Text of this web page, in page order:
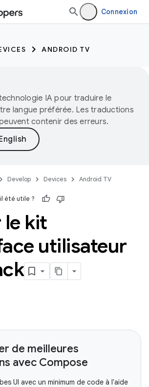
Connexion
ANDROID TV
IA pour traduire le
langue préférée. Les traductions
contenir des erreurs.
Develop Devices Android TV
été utile ?
le kit
utilisateur
de meilleures
avec Compose
UI avec un minimum de code à l'aide